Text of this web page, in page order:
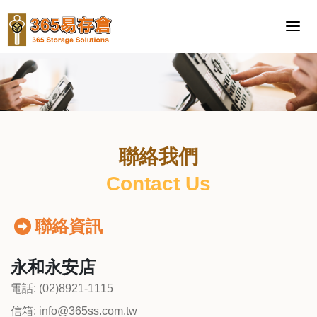
聯絡我們
Contact Us
聯絡資訊
永和永安店
電話: (02)8921-1115
信箱: info@365ss.com.tw